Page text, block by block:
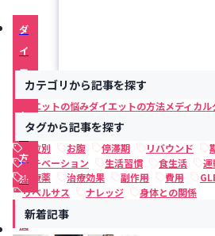
ダ
イ
エ
ッ
ト
の
方
法
カテゴリから記事を探す
ダイエットの悩みダイエットの方法メディカ
タグから記事を探す
部位別 お腹 停滞期 リバウンド
モチベーション
生活習慣 食生活 運
治療薬
治療効果 副作用 費用
リベルサス
ナレッジ 身体との関係
新着記事